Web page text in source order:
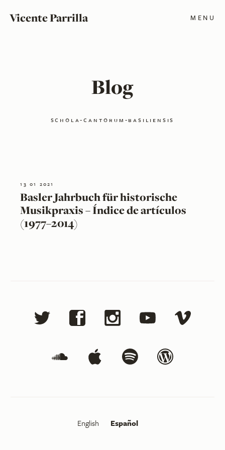
Vicente Parrilla MENU
Blog
schola-cantorum-basiliensis
13 01 2021
Basler Jahrbuch für historische
Musikpraxis – Índice de artículos
(1977–2014)
English Español